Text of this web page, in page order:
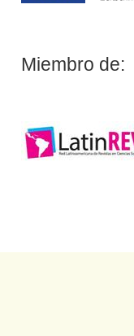
Miembro de: